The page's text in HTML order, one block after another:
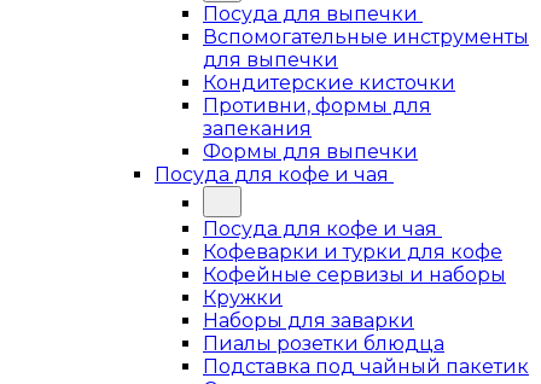
Посуда для выпечки
Вспомогательные инструменты
для выпечки
Кондитерские кисточки
Противни, формы для
запекания
Формы для выпечки
Посуда для кофе и чая
Посуда для кофе и чая
Кофеварки и турки для кофе
Кофейные сервизы и наборы
Кружки
Наборы для заварки
Пиалы розетки блюдца
Подставка под чайный пакетик